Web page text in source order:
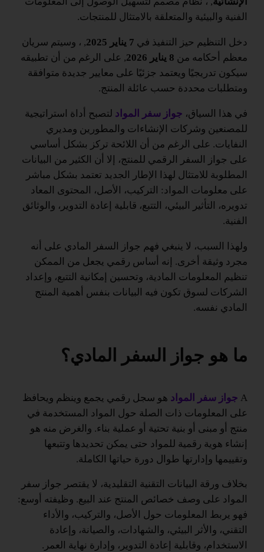
الفنية والبيئية والمتعلقة بالامتثال للمنتجات.
دخل التنظيم حيز التنفيذ في 7 يناير 2025
, ، وسيتم سريان
معظم أحكامه من 8 يناير 2026
, على الرغم من أن تطبيقه
سيكون تدريجيًا ويعتمد جزئيًا على معايير جديدة متوافقة
ومتطلبات محددة حسب عائلة المنتج.
في هذا السياق، جواز سفر المواد لتصبح أداة استراتيجية
للمصنعين وشركات الإنشاءات والمطورين ومديري
النفايات. على الرغم من أن اللائحة تركز بشكل أساسي
على جواز السفر الرقمي للمنتج، إلا أن الكثير من البيانات
المطلوبة للامتثال لهذا الإطار الجديد تعتمد بشكل مباشر
على معلومات المواد: التركيب، الأصل، المحتوى المعاد
تدويره، التأثير البيئي، التتبع، قابلية إعادة التدوير، والوثائق
الفنية.
ولهذا السبب، لا ينبغي فهم جواز السفر المادي على أنه
مجرد وثيقة أخرى. إنه أساس رقمي يجعل من الممكن
تنظيم المعلومات المادية، وتحسين إمكانية التتبع، وإعداد
الشركات لسوق تكون فيه البيانات بنفس أهمية المنتج
المادي نفسه.
ما هو جواز السفر المادي؟
A جواز سفر المواد هو سجل رقمي يجمع وينظم ويحافظ
على المعلومات ذات الصلة حول المواد المستخدمة في
منتج أو مبنى أو بنية تحتية أو عملية بناء. والغرض منه هو
إنشاء هوية رقمية للمواد حتى يمكن تحديدها وتتبعها
وتقييمها وإدارتها طوال دورة حياتها الكاملة.
بخلاف ورقة البيانات التقنية التقليدية، لا يقتصر جواز سفر
المواد على وصف خصائص المنتج عند البيع. وظيفته أوسع:
فهو يربط المعلومات حول الأصل، والتركيب، والأداء
التقني، والأثر البيئي، والشهادات، والصيانة، وإعادة
الاستخدام، وقابلية إعادة التدوير، وإدارة نهاية العمر.